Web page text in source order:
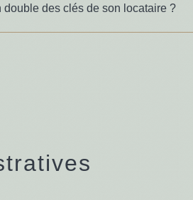
des clés de son locataire ?